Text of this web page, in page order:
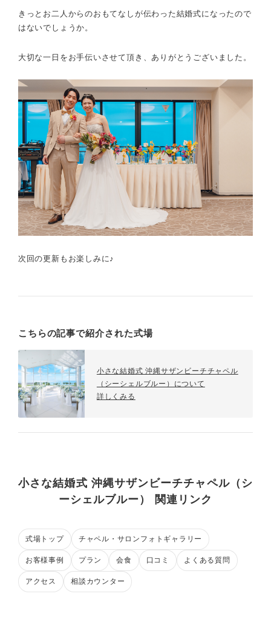
きっとお二人からのおもてなしが伝わった結婚式になったので
はないでしょうか。
大切な一日をお手伝いさせて頂き、ありがとうございました。
次回の更新もお楽しみに♪
こちらの記事で紹介された式場
小さな結婚式 沖縄サザンビーチチャペル
（シーシェルブルー）について
詳しくみる
小さな結婚式 沖縄サザンビーチチャペル（シ
ーシェルブルー） 関連リンク
式場トップ チャペル・サロンフォトギャラリー
お客様事例 プラン 会食 口コミ よくある質問
アクセス 相談カウンター